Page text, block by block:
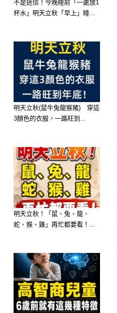
–
–
–
–
–
–
–
不是迷信！今晚睡前「一處放1
杯水」明天立秋「早上」睡...
明天立秋(鼠牛兔龍猴豬) 穿這
3顏色的衣服，一路旺到...
明天立秋！「鼠、兔、龍、
蛇、猴、雞」再忙都要看！...